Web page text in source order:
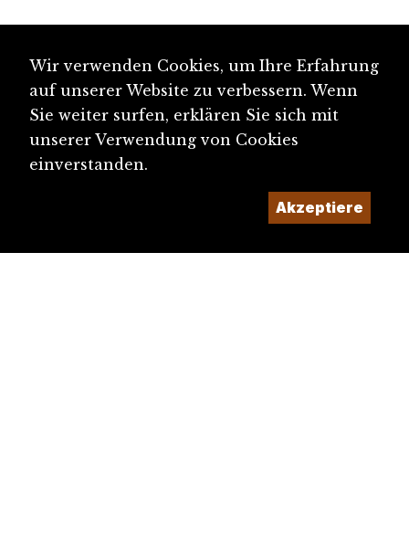
Wir verwenden Cookies, um Ihre Erfahrung
auf unserer Website zu verbessern. Wenn
Sie weiter surfen, erklären Sie sich mit
unserer Verwendung von Cookies
einverstanden.
Akzeptiere